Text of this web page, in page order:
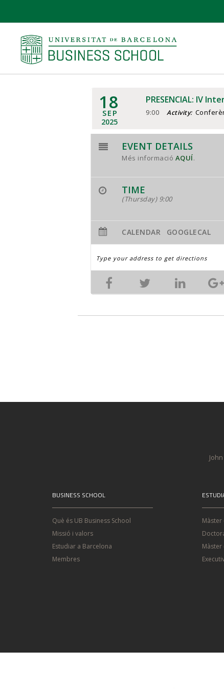
18
SEP
2025
PRESENCIAL: IV
9:00 Activity:
EVENT DETAILS
Més informació AQUÍ.
TIME
(Thursday) 9:00
CALENDAR GOOGLECAL
BUSINESS SCHOOL
Què és UB Business School
Missió i valors
Estudiar a Barcelona
Membres
Màster
Màster